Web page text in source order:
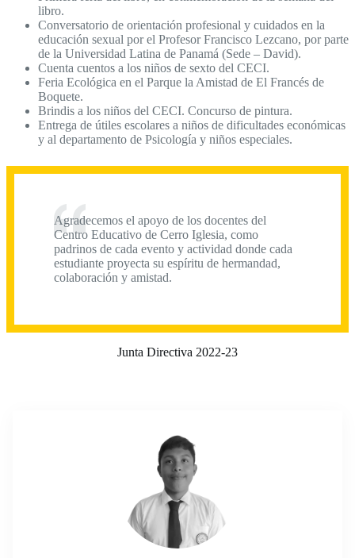
libro.
Conversatorio de orientación profesional y cuidados en la
educación sexual por el Profesor Francisco Lezcano, por parte
de la Universidad Latina de Panamá (Sede – David).
Cuenta cuentos a los niños de sexto del CECI.
Feria Ecológica en el Parque la Amistad de El Francés de
Boquete.
Brindis a los niños del CECI. Concurso de pintura.
Entrega de útiles escolares a niños de dificultades económicas
y al departamento de Psicología y niños especiales.
Agradecemos el apoyo de los docentes del
Centro Educativo de Cerro Iglesia, como
padrinos de cada evento y actividad donde cada
estudiante proyecta su espíritu de hermandad,
colaboración y amistad.
Junta Directiva 2022-23